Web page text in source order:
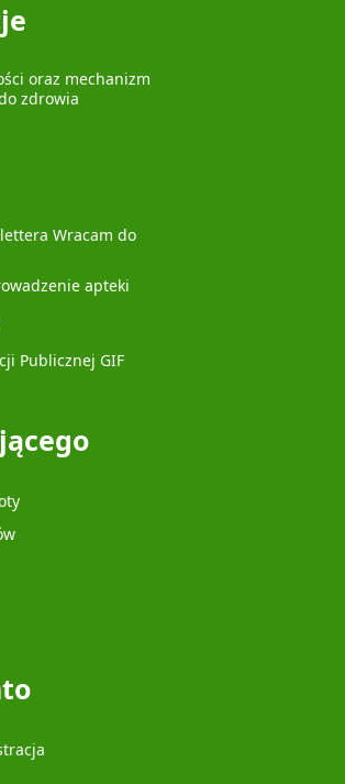
oraz mechanizm
zdrowia
Wracam do
apteki
Publicznej GIF